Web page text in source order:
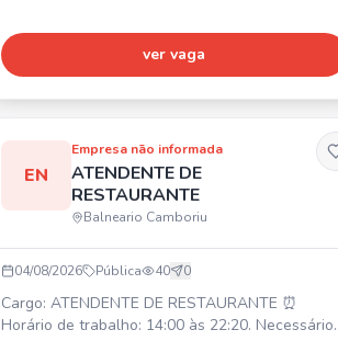
no preparo e montagem dos alimentos,
higienizar, cortar e organizar ingredientes, apoiar
a equipe de cozinha, manter a cozinha limpa e
organizada, auxiliar na organização e reposição
em equipe
ver vaga
EN
Empresa não informada
ATENDENTE DE
RESTAURANTE
Balneario Camboriu
04/08/2026 Pública 40 0
Cargo: ATENDENTE DE RESTAURANTE ⏰
Horário de trabalho: 14:00 às 22:20. Necessário